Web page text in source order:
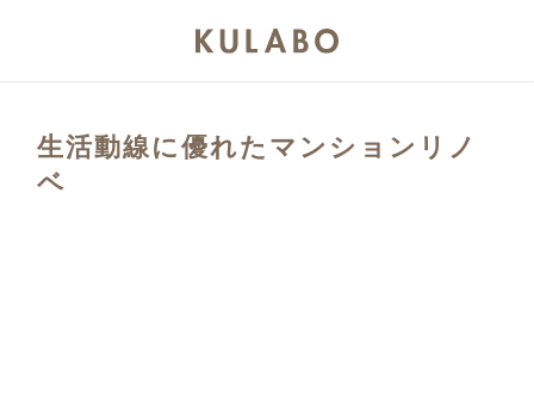
生活動線に優れたマンションリノ
ベ